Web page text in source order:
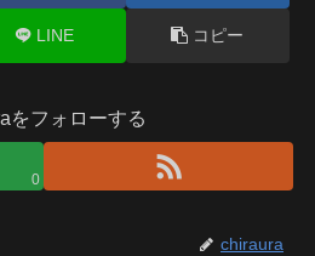
LINE コピー
をフォローする
0
chiraura